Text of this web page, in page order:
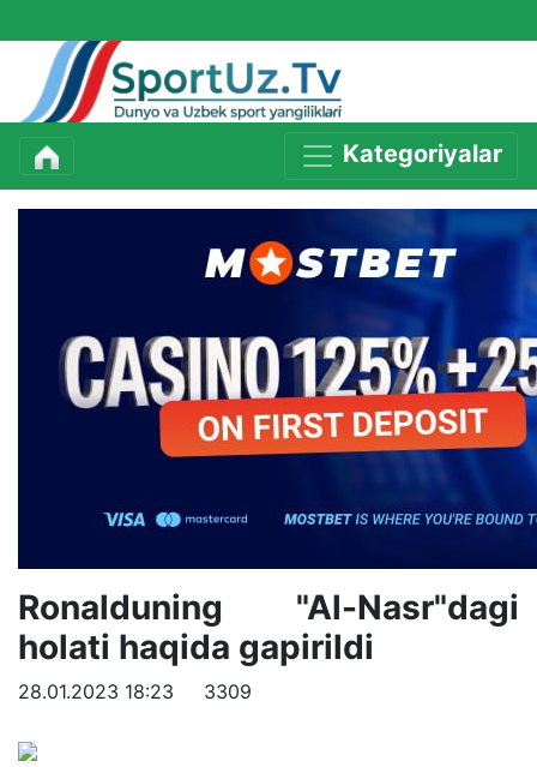
Kategoriyalar
Ronalduning "Al-Nasr"dagi
holati haqida gapirildi
28.01.2023 18:23 3309